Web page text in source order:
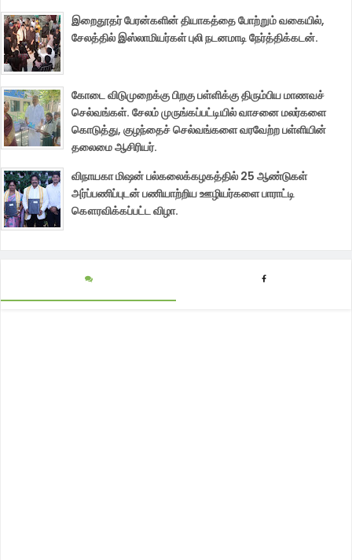
இறைதூதர் பேரன்களின் தியாகத்தை போற்றும் வகையில்,
சேலத்தில் இஸ்லாமியர்கள் புலி நடனமாடி நேர்த்திக்கடன்.
கோடை விடுமுறைக்கு பிறகு பள்ளிக்கு திரும்பிய மாணவச்
செல்வங்கள். சேலம் முருங்கப்பட்டியில் வாசனை மலர்களை
கொடுத்து, குழந்தைச் செல்வங்களை வரவேற்ற பள்ளியின்
தலைமை ஆசிரியர்.
விநாயகா மிஷன் பல்கலைக்கழகத்தில் 25 ஆண்டுகள்
அர்ப்பணிப்புடன் பணியாற்றிய ஊழியர்களை பாராட்டி
கௌரவிக்கப்பட்ட விழா.